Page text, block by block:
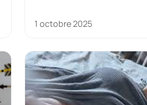
1 octobre 2025